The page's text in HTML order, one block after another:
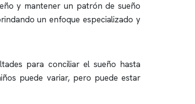
y mantener un patrón de sueño
un enfoque especializado y
para conciliar el sueño hasta
puede variar, pero puede estar